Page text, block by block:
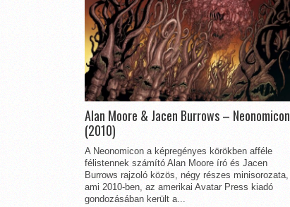
Alan Moore & Jacen Burrows – Neonomicon
(2010)
A Neonomicon a képregényes körökben afféle
félistennek számító Alan Moore író és Jacen
Burrows rajzoló közös, négy részes minisorozata,
ami 2010-ben, az amerikai Avatar Press kiadó
gondozásában került a...